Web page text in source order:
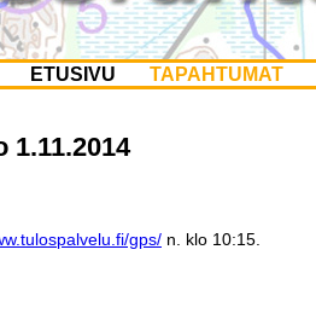
ETUSIVU TAPAHTUMAT
1.11.2014
gps/ n. klo 10:15.